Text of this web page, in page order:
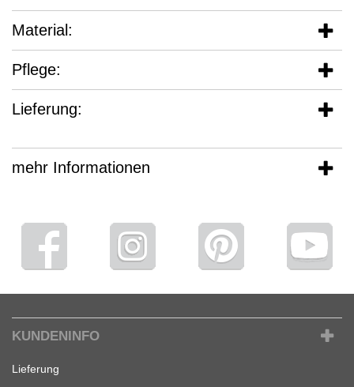
Material:
Pflege:
Lieferung:
mehr Informationen
KUNDENINFO
Lieferung